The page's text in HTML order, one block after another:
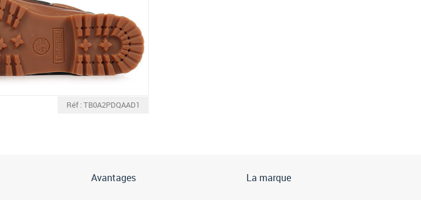
Réf : TB0A2PDQAAD1
Avantages La marque